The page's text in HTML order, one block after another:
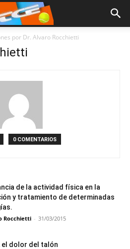
por Dr. Alvaro Rocchietti
0 COMENTARIOS
de la actividad física en la
y tratamiento de determinadas
Rocchietti - 31/03/2015
el dolor del talón